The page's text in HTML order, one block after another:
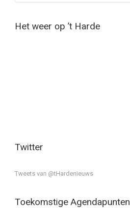
Het weer op ’t Harde
Twitter
Tweets van @tHardenieuws
Toekomstige Agendapunten